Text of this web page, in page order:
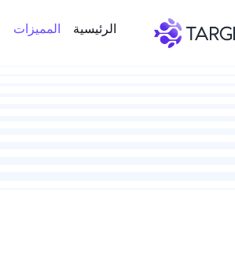
الرئيسية المميزات